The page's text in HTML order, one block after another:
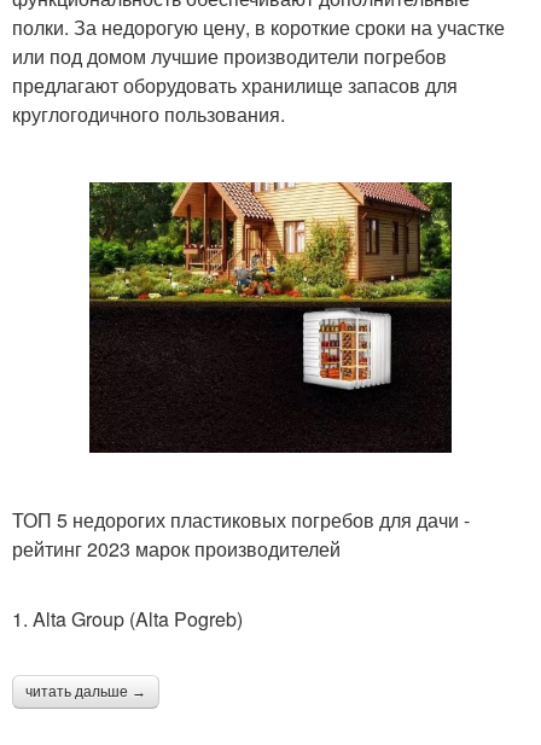
полки. За недорогую цену, в короткие сроки на участке
или под домом лучшие производители погребов
предлагают оборудовать хранилище запасов для
круглогодичного пользования.
ТОП 5 недорогих пластиковых погребов для дачи -
рейтинг 2023 марок производителей
1. Alta Group (Alta Pogreb)
читать дальше →